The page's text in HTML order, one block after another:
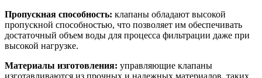
Пропускная способность: клапаны обладают высокой
пропускной способностью, что позволяет им обеспечивать
достаточный объем воды для процесса фильтрации даже при
высокой нагрузке.
Материалы изготовления: управляющие клапаны
изготавливаются из прочных и надежных материалов, таких